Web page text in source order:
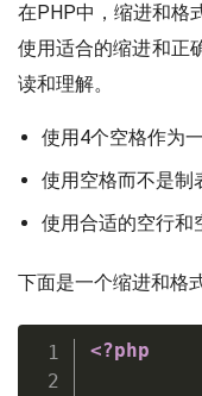
在PHP中，缩进和格
使用适合的缩进和正
读和理解。
使用4个空格作为一
使用空格而不是制
使用合适的空行和
下面是一个缩进和格
<?php